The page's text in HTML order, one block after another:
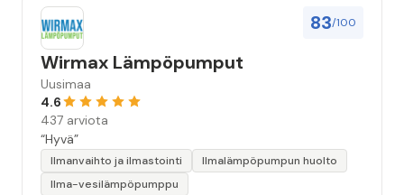
83/100
Wirmax Lämpöpumput
Uusimaa
4.6
437 arviota
“Hyvä”
Ilmanvaihto ja ilmastointi
Ilmalämpöpumpun huolto
Ilma-vesilämpöpumppu